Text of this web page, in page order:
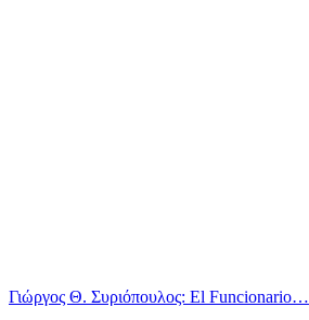
Γιώργος Θ. Συριόπουλος: El Funcionario…